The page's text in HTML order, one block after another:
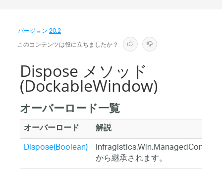
バージョン20.2
このコンテンツは役に立ちましたか？
Dispose メソッド
(DockableWindow)
オーバーロード一覧
オーバーロード 解説
Dispose(Boolean)
から継承されます。